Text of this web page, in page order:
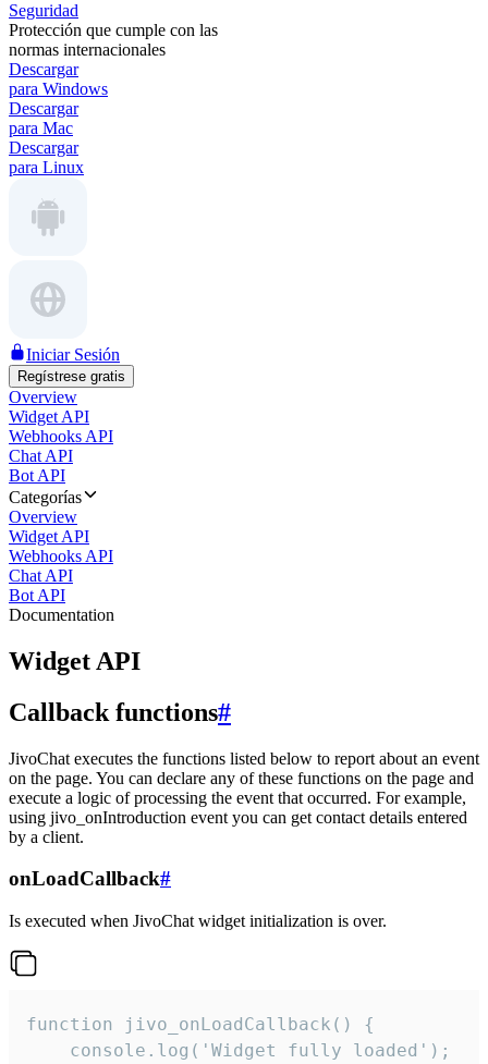
Seguridad
Protección que cumple con las
normas internacionales
Descargar
para Windows
Descargar
para Mac
Descargar
para Linux
Iniciar Sesión
Regístrese gratis
Overview
Widget API
Webhooks API
Chat API
Bot API
Categorías
Overview
Widget API
Webhooks API
Chat API
Bot API
Documentation
Widget API
Callback functions#
JivoChat executes the functions listed below to report about an event
on the page. You can declare any of these functions on the page and
execute a logic of processing the event that occurred. For example,
using jivo_onIntroduction event you can get contact details entered
by a client.
onLoadCallback#
Is executed when JivoChat widget initialization is over.
function jivo_onLoadCallback() {
    console.log('Widget fully loaded');